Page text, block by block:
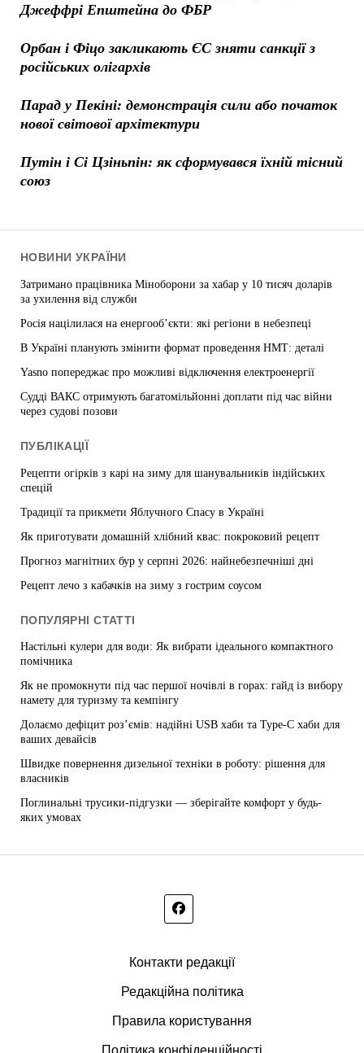
Джеффрі Епштейна до ФБР
Орбан і Фіцо закликають ЄС зняти санкції з
російських олігархів
Парад у Пекіні: демонстрація сили або початок
нової світової архітектури
Путін і Сі Цзіньпін: як сформувався їхній тісний
союз
НОВИНИ УКРАЇНИ
Затримано працівника Міноборони за хабар у 10 тисяч доларів
за ухилення від служби
Росія націлилася на енергооб’єкти: які регіони в небезпеці
В Україні планують змінити формат проведення НМТ: деталі
Yasno попереджає про можливі відключення електроенергії
Судді ВАКС отримують багатомільйонні доплати під час війни
через судові позови
ПУБЛІКАЦІЇ
Рецепти огірків з карі на зиму для шанувальників індійських
спецій
Традиції та прикмети Яблучного Спасу в Україні
Як приготувати домашній хлібний квас: покроковий рецепт
Прогноз магнітних бур у серпні 2026: найнебезпечніші дні
Рецепт лечо з кабачків на зиму з гострим соусом
ПОПУЛЯРНІ СТАТТІ
Настільні кулери для води: Як вибрати ідеального компактного
помічника
Як не промокнути під час першої ночівлі в горах: гайд із вибору
намету для туризму та кемпінгу
Долаємо дефіцит роз’ємів: надійні USB хаби та Type-C хаби для
ваших девайсів
Швидке повернення дизельної техніки в роботу: рішення для
власників
Поглинальні трусики-підгузки — зберігайте комфорт у будь-
яких умовах
Контакти редакції
Редакційна політика
Правила користування
Політика конфіденційності